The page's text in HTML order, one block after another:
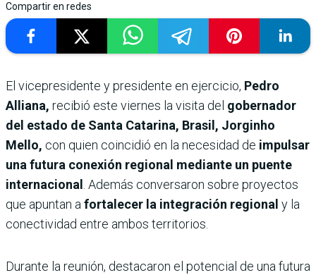
Compartir en redes
El vicepresidente y presidente en ejercicio, Pedro
Alliana, recibió este viernes la visita del gobernador
del estado de Santa Catarina, Brasil, Jorginho
Mello, con quien coincidió en la necesidad de impulsar
una futura conexión regional mediante un puente
internacional
. Además conversaron sobre proyectos
que apuntan a fortalecer la integración regional y la
conectividad entre ambos territorios.
Durante la reunión, destacaron el potencial de una futura